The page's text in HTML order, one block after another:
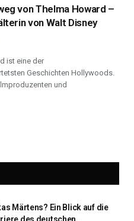
von Thelma Howard –
von Walt Disney
ist eine der
Geschichten Hollywoods.
und
Märtens? Ein Blick auf die